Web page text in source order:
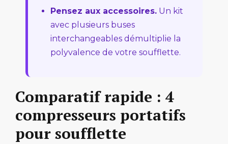
Pensez aux accessoires. Un kit
avec plusieurs buses
interchangeables démultiplie la
polyvalence de votre soufflette.
Comparatif rapide : 4
compresseurs portatifs
pour soufflette